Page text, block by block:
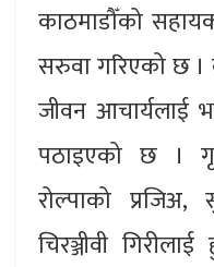
काठमाडौँको
सरुवा गरिएको छ ।
जीवन आचार्यलाई
पठाइएको छ ।
रोल्पाको
चिरञ्जीवी